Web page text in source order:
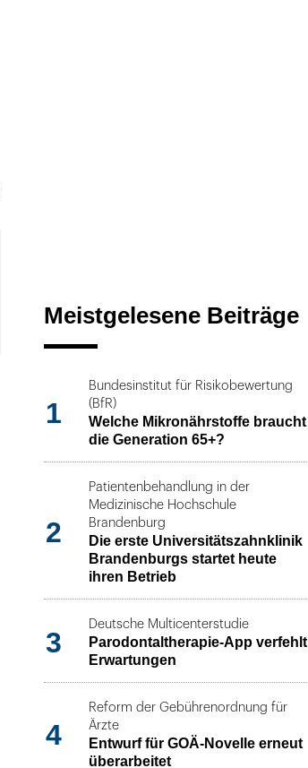
Meistgelesene Beiträge
1
Bundesinstitut für Risikobewertung
(BfR)
Welche Mikronährstoffe braucht
die Generation 65+?
2
Patientenbehandlung in der
Medizinische Hochschule
Brandenburg
Die erste Universitätszahnklinik
Brandenburgs startet heute
ihren Betrieb
3
Deutsche Multicenterstudie
Parodontaltherapie-App verfehlt
Erwartungen
4
Reform der Gebührenordnung für
Ärzte
Entwurf für GOÄ-Novelle erneut
überarbeitet